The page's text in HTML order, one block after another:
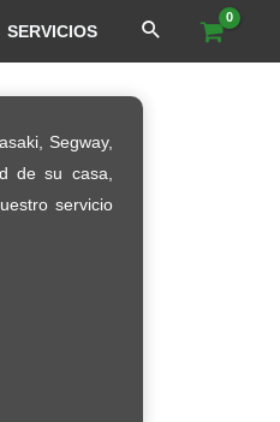
SERVICIOS
Segway,
de su casa,
servicio